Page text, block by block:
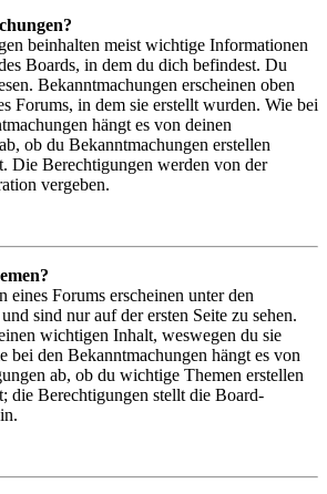
beinhalten meist wichtige Informationen
Boards, in dem du dich befindest. Du
Bekanntmachungen erscheinen oben
Forums, in dem sie erstellt wurden. Wie bei
hängt es von deinen
ob du Bekanntmachungen erstellen
Die Berechtigungen werden von der
vergeben.
eines Forums erscheinen unter den
sind nur auf der ersten Seite zu sehen.
wichtigen Inhalt, weswegen du sie
bei den Bekanntmachungen hängt es von
ab, ob du wichtige Themen erstellen
die Berechtigungen stellt die Board-